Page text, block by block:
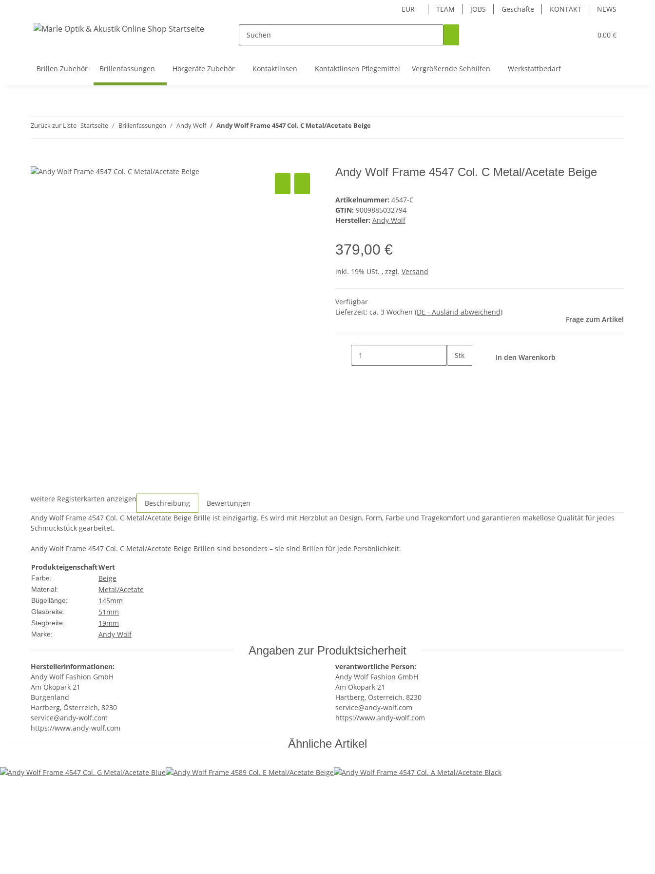
EUR TEAM JOBS Geschäfte KONTAKT NEWS
0,00 €
Brillen Zubehör Brillenfassungen Hörgeräte Zubehör Kontaktlinsen Kontaktlinsen Pflegemittel Vergrößernde Sehhilfen Werkstattbedarf
Zurück zur Liste Startseite Brillenfassungen Andy Wolf Andy Wolf Frame 4547 Col. C Metal/Acetate Beige
Andy Wolf Frame 4547 Col. C Metal/Acetate Beige
Artikelnummer: 4547-C
GTIN: 9009885032794
Hersteller: Andy Wolf
379,00 €
inkl. 19% USt. , zzgl. Versand
Verfügbar
Lieferzeit: ca. 3 Wochen (DE - Ausland abweichend)
Frage zum Artikel
Stk In den Warenkorb
weitere Registerkarten anzeigen Beschreibung
Bewertungen
Andy Wolf Frame 4547 Col. C Metal/Acetate Beige Brille ist einzigartig. Es wird mit Herzblut an Design, Form, Farbe und Tragekomfort und garantieren makellose Qualität für jedes
Schmuckstück gearbeitet.
Andy Wolf Frame 4547 Col. C Metal/Acetate Beige Brillen sind besonders – sie sind Brillen für jede Persönlichkeit.
ProdukteigenschaftWert
Farbe: Beige
Material: Metal/Acetate
Bügellänge: 145mm
Glasbreite: 51mm
Stegbreite: 19mm
Marke: Andy Wolf
Angaben zur Produktsicherheit
Herstellerinformationen:
Andy Wolf Fashion GmbH
Am Ökopark 21
Burgenland
Hartberg, Österreich, 8230
service@andy-wolf.com
https://www.andy-wolf.com
verantwortliche Person:
Andy Wolf Fashion GmbH
Am Ökopark 21
Hartberg, Österreich, 8230
service@andy-wolf.com
https://www.andy-wolf.com
Ähnliche Artikel